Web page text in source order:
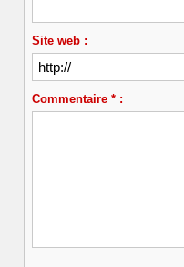
Site web :
Commentaire * :